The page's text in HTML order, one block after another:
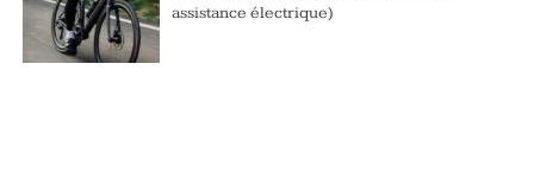
assistance électrique)